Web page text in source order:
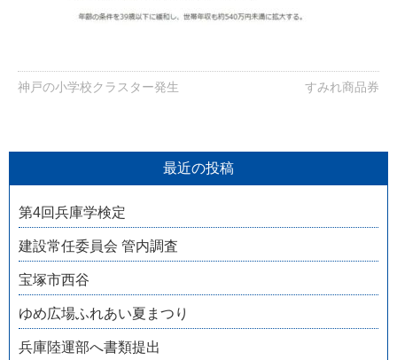
神戸の小学校クラスター発生 すみれ商品券
最近の投稿
第4回兵庫学検定
建設常任委員会 管内調査
宝塚市西谷
ゆめ広場ふれあい夏まつり
兵庫陸運部へ書類提出